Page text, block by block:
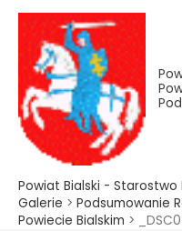
treści
Przejdź
treści
Powiat Bialski - Starostwo
Galerie > Podsumowanie
Powiecie Bialskim >